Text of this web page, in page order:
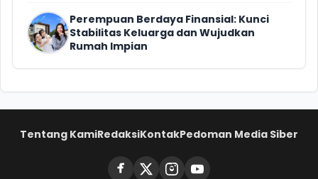
Perempuan Berdaya Finansial: Kunci
Stabilitas Keluarga dan Wujudkan
Rumah Impian
Tentang KamiRedaksiKontakPedoman Media Siber